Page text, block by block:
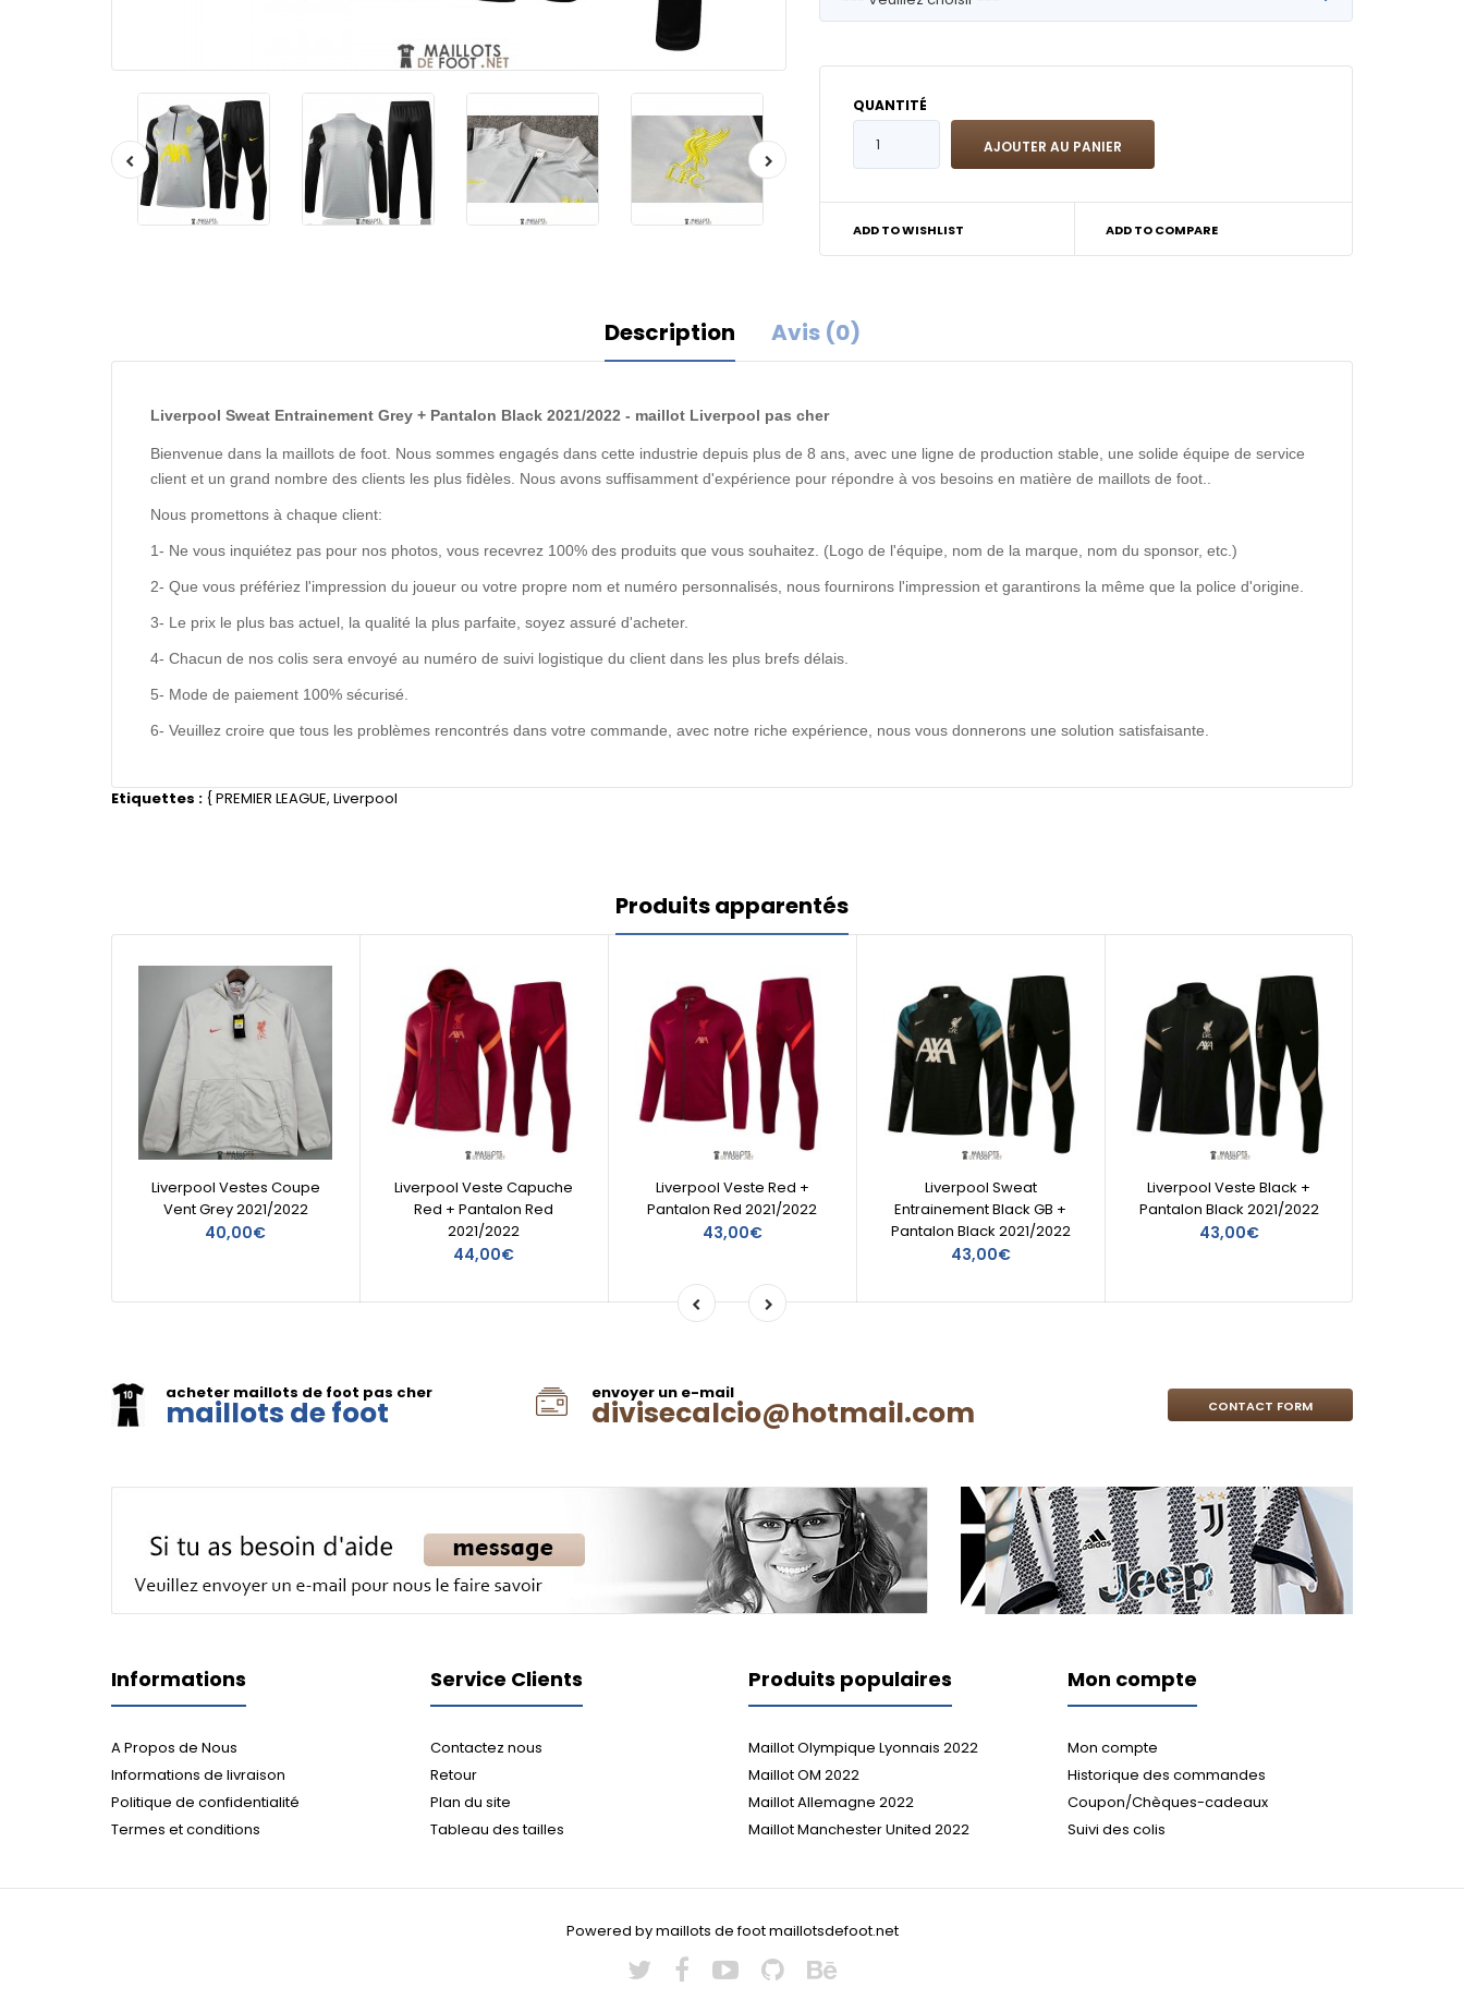
QUANTITÉ
ADD TO WISHLIST ADD TO COMPARE
Description Avis (0)
Liverpool Sweat Entrainement Grey + Pantalon Black 2021/2022 - maillot Liverpool pas cher
Bienvenue dans la maillots de foot. Nous sommes engagés dans cette industrie depuis plus de 8 ans, avec une ligne de production stable, une solide équipe de service
client et un grand nombre des clients les plus fidèles. Nous avons suffisamment d'expérience pour répondre à vos besoins en matière de maillots de foot..
Nous promettons à chaque client:
1- Ne vous inquiétez pas pour nos photos, vous recevrez 100% des produits que vous souhaitez. (Logo de l'équipe, nom de la marque, nom du sponsor, etc.)
2- Que vous préfériez l'impression du joueur ou votre propre nom et numéro personnalisés, nous fournirons l'impression et garantirons la même que la police d'origine.
3- Le prix le plus bas actuel, la qualité la plus parfaite, soyez assuré d'acheter.
4- Chacun de nos colis sera envoyé au numéro de suivi logistique du client dans les plus brefs délais.
5- Mode de paiement 100% sécurisé.
6- Veuillez croire que tous les problèmes rencontrés dans votre commande, avec notre riche expérience, nous vous donnerons une solution satisfaisante.
Etiquettes : {PREMIER LEAGUE, Liverpool
Produits apparentés
Liverpool Vestes Coupe
Vent Grey 2021/2022
40,00€
Liverpool Veste Capuche
Red + Pantalon Red
2021/2022
44,00€
Liverpool Veste Red +
Pantalon Red 2021/2022
43,00€
Liverpool Sweat
Entrainement Black GB +
Pantalon Black 2021/2022
43,00€
Liverpool Veste Black +
Pantalon Black 2021/2022
43,00€
acheter maillots de foot pas cher
maillots de foot
envoyer un e-mail
divisecalcio@hotmail.com CONTACT FORM
Informations
A Propos de Nous
Informations de livraison
Politique de confidentialité
Termes et conditions
Service Clients
Contactez nous
Retour
Plan du site
Tableau des tailles
Produits populaires
Maillot Olympique Lyonnais 2022
Maillot OM 2022
Maillot Allemagne 2022
Maillot Manchester United 2022
Mon compte
Mon compte
Historique des commandes
Coupon/Chèques-cadeaux
Suivi des colis
Powered by maillots de foot maillotsdefoot.net